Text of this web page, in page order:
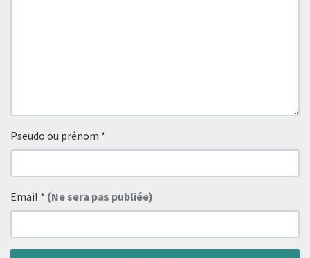
Pseudo ou prénom *
Email * (Ne sera pas publiée)